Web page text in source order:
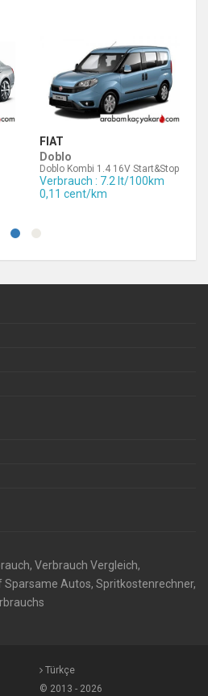
FIAT
Doblo
Doblo Kombi 1.4 16V Start&Stop
Verbrauch : 7.2 lt/100km
0,11 cent/km
Verbrauch Vergleich,
Autos, Spritkostenrechner,
Türkçe
© 2013 - 2026